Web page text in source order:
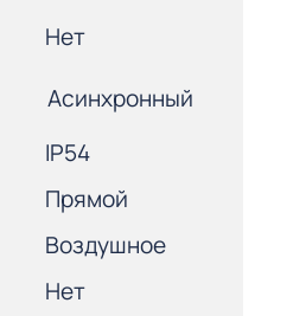
Нет
Асинхронный
IP54
Прямой
Воздушное
Нет